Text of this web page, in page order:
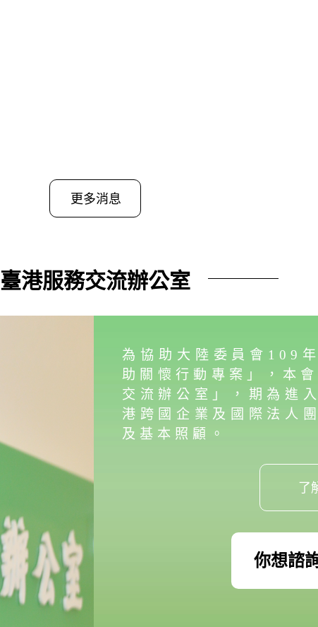
更多消息
臺港服務交流辦公室
為協助大陸委員會109
助關懷行動專案」，本
交流辦公室」，期為進
港跨國企業及國際法人
及基本照顧。
了
你想諮